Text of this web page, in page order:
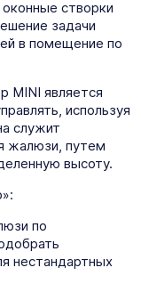
створки
задачи
в помещение по
MINI является
используя
служит
жалюзи, путем
высоту.
по
нестандартных